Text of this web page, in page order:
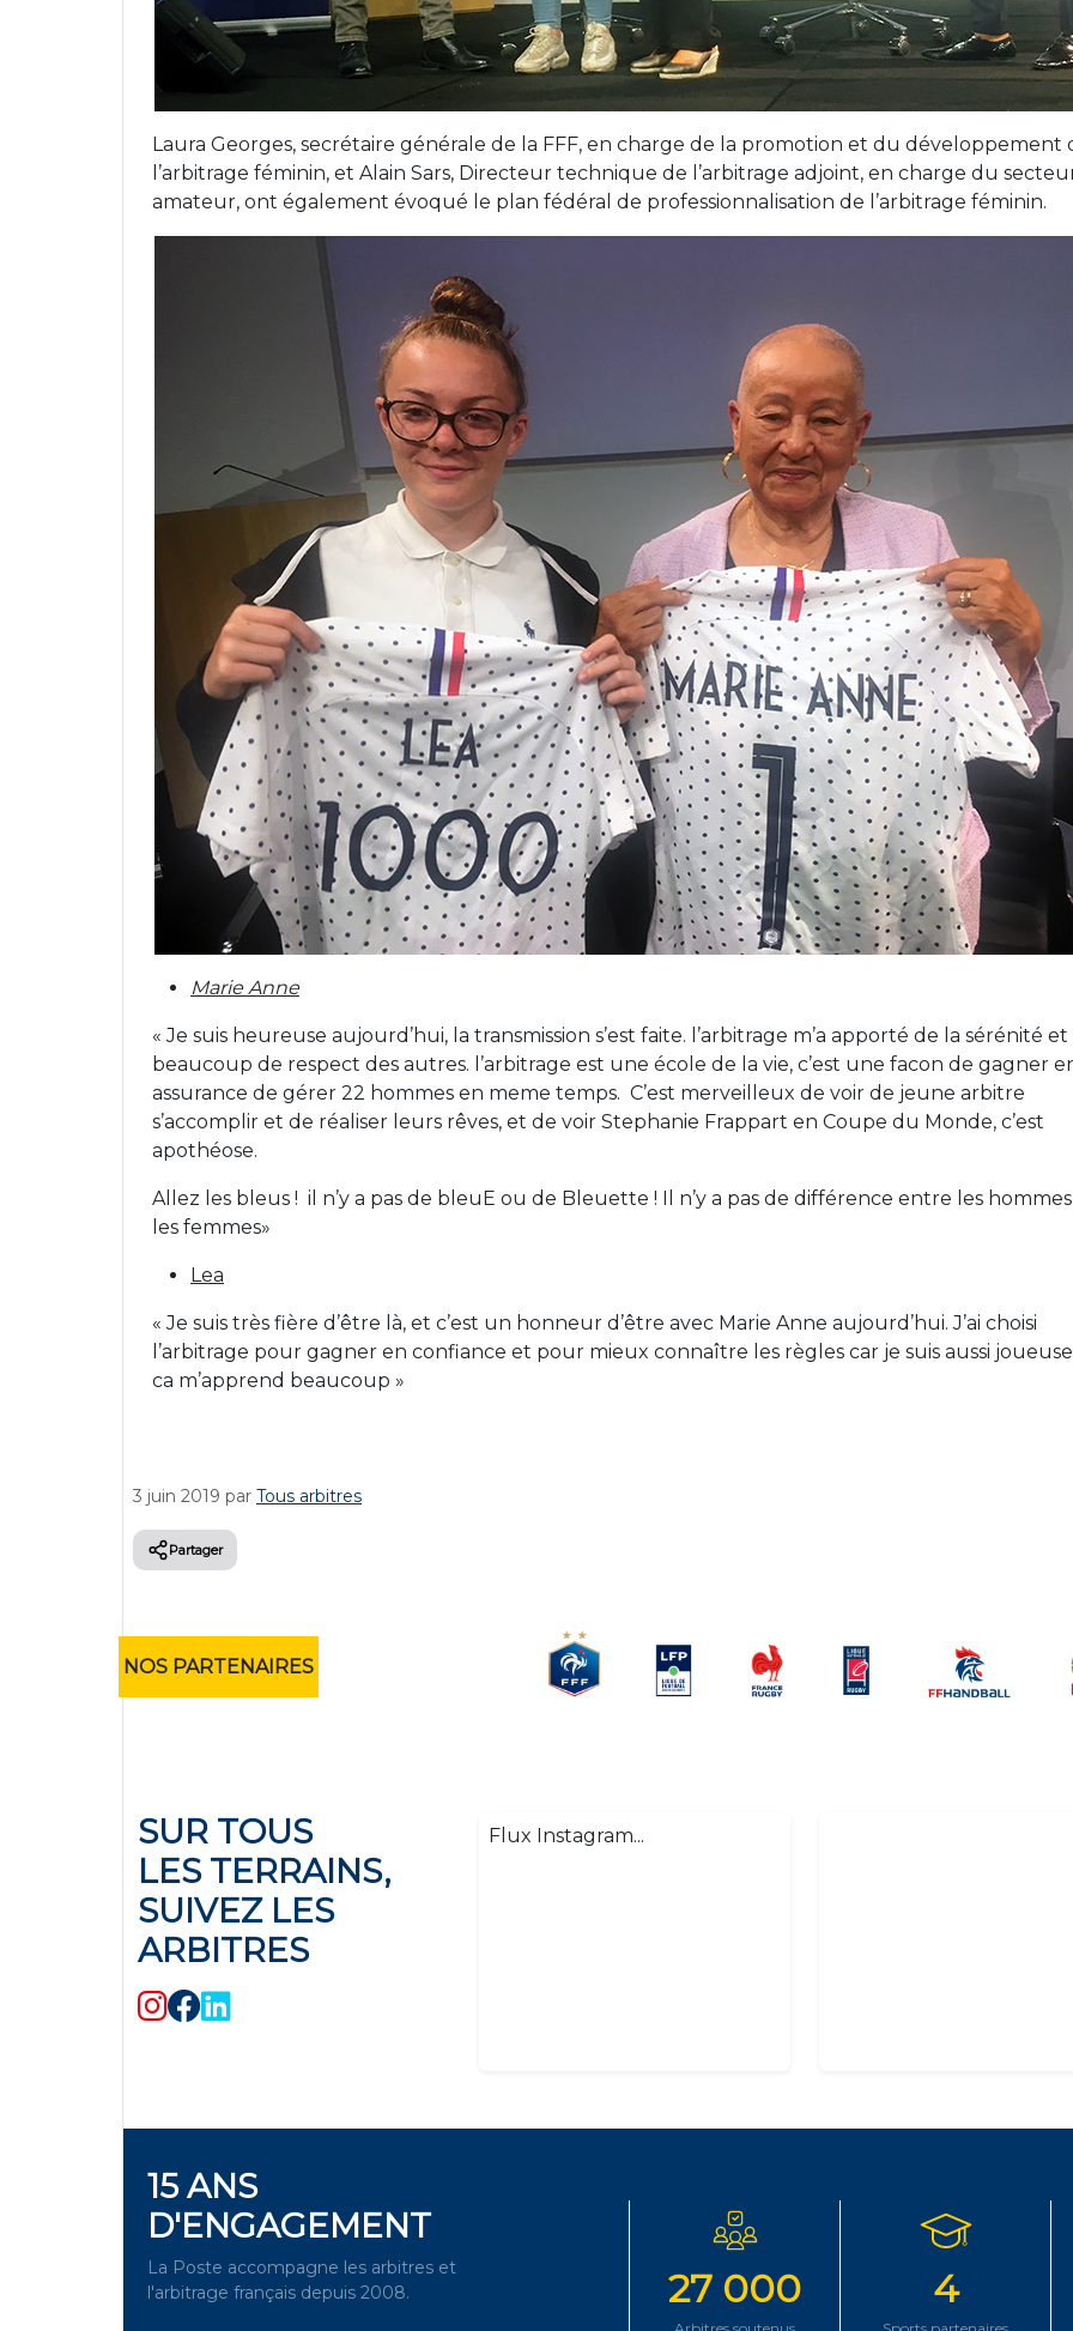
Laura Georges, secrétaire générale de la FFF, en charge de la promotion et du développement
l’arbitrage féminin, et Alain Sars, Directeur technique de l’arbitrage adjoint, en charge du
amateur, ont également évoqué le plan fédéral de professionnalisation de l’arbitrage féminin.
Marie Anne
« Je suis heureuse aujourd’hui, la transmission s’est faite. l’arbitrage m’a apporté de la sérénité et
beaucoup de respect des autres. l’arbitrage est une école de la vie, c’est une facon de gagner
assurance de gérer 22 hommes en meme temps. C’est merveilleux de voir de jeune arbitre
s’accomplir et de réaliser leurs rêves, et de voir Stephanie Frappart en Coupe du Monde, c’est
apothéose.
Allez les bleus ! il n’y a pas de bleuE ou de Bleuette ! Il n’y a pas de différence entre les
les femmes»
Lea
« Je suis très fière d’être là, et c’est un honneur d’être avec Marie Anne aujourd’hui. J’ai choisi
l’arbitrage pour gagner en confiance et pour mieux connaître les règles car je suis aussi
ca m’apprend beaucoup »
3 juin 2019 par Tous arbitres
Partager
NOS PARTENAIRES
SUR TOUS
LES TERRAINS,
SUIVEZ LES
ARBITRES
Flux Instagram...
15 ANS
D'ENGAGEMENT
La Poste accompagne les arbitres et
l'arbitrage français depuis 2008.
27 000 4